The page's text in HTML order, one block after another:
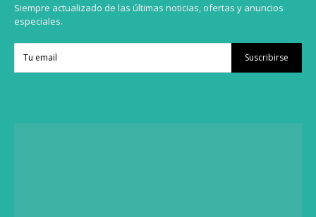
Siempre actualizado de las últimas noticias, ofertas y anuncios
especiales.
Suscribirse